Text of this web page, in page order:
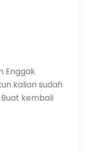
Enggak
kalian sudah
kembali